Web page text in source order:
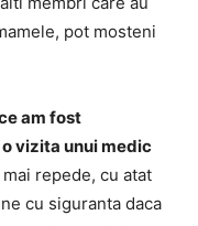
pot mosteni
am fost
vizita unui medic
repede, cu atat
cu siguranta daca